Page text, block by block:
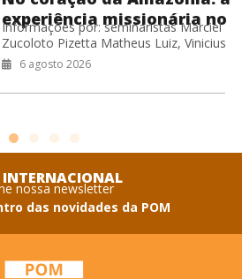
experiência missionária no
Barco Hospital Laguna
Negra
Informações por: seminaristas Marciel
Zucoloto Pizetta Matheus Luiz, Vinicius
Leite de Oliveira Willian Miranda Cardoso
Durante o período de férias do
seminário, os seminaristas
6 agosto 2026
nossa newsletter
das novidades da POM